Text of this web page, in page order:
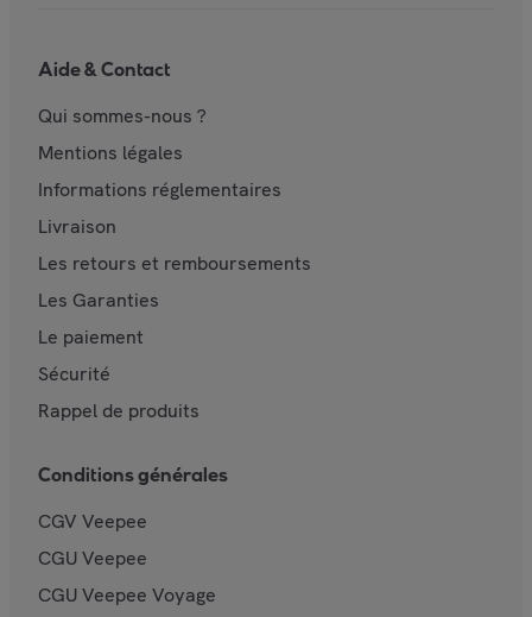
Aide & Contact
Qui sommes-nous ?
Mentions légales
Informations réglementaires
Livraison
Les retours et remboursements
Les Garanties
Le paiement
Sécurité
Rappel de produits
Conditions générales
CGV Veepee
CGU Veepee
CGU Veepee Voyage